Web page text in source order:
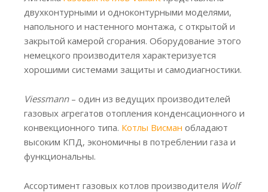
двухконтурными и одноконтурными моделями,
напольного и настенного монтажа, с открытой и
закрытой камерой сгорания. Оборудование этого
немецкого производителя характеризуется
хорошими системами защиты и самодиагностики.
Viessmann– один из ведущих производителей
газовых агрегатов отопления конденсационного и
конвекционного типа. Котлы Висман обладают
высоким КПД, экономичны в потреблении газа и
функциональны.
Ассортимент газовых котлов производителя Wolf